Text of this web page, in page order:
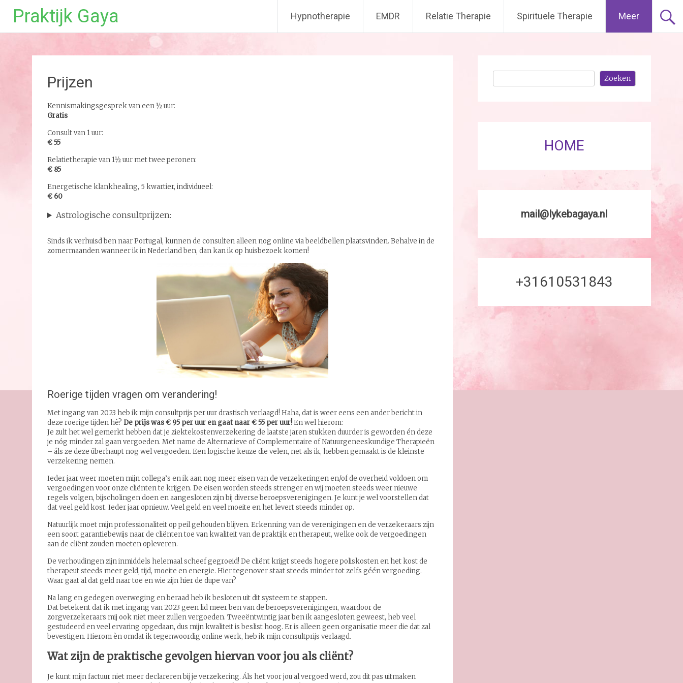
Praktijk Gaya Hypnotherapie EMDR Relatie Therapie Spirituele Therapie Meer
Prijzen
Kennismakingsgesprek van een ½ uur:
Gratis
Consult van 1 uur:
€ 55
Relatietherapie van 1½ uur met twee peronen:
€ 85
Energetische klankhealing, 5 kwartier, individueel:
€ 60
Astrologische consultprijzen:
Sinds ik verhuisd ben naar Portugal, kunnen de consulten alleen nog online via beeldbellen plaatsvinden. Behalve in de
zomermaanden wanneer ik in Nederland ben, dan kan ik op huisbezoek komen!
Roerige tijden vragen om verandering!
Met ingang van 2023 heb ik mijn consultprijs per uur drastisch verlaagd! Haha, dat is weer eens een ander bericht in
deze roerige tijden hè? De prijs was € 95 per uur en gaat naar € 55 per uur!En wel hierom:
Je zult het wel gemerkt hebben dat je ziektekostenverzekering de laatste jaren stukken duurder is geworden én deze
je nóg minder zal gaan vergoeden. Met name de Alternatieve of Complementaire of Natuurgeneeskundige Therapieën
– áls ze deze überhaupt nog wel vergoeden. Een logische keuze die velen, net als ik, hebben gemaakt is de kleinste
verzekering nemen.
Ieder jaar weer moeten mijn collega’s en ik aan nog meer eisen van de verzekeringen en/of de overheid voldoen om
vergoedingen voor onze cliënten te krijgen. De eisen worden steeds strenger en wij moeten steeds weer nieuwe
regels volgen, bijscholingen doen en aangesloten zijn bij diverse beroepsverenigingen. Je kunt je wel voorstellen dat
dat veel geld kost. Ieder jaar opnieuw. Veel geld en veel moeite en het levert steeds minder op.
Natuurlijk moet mijn professionaliteit op peil gehouden blijven. Erkenning van de verenigingen en de verzekeraars zijn
een soort garantiebewijs naar de cliënten toe van kwaliteit van de praktijk en therapeut, welke ook de vergoedingen
aan de cliënt zouden moeten opleveren.
De verhoudingen zijn inmiddels helemaal scheef gegroeid! De cliënt krijgt steeds hogere poliskosten en het kost de
therapeut steeds meer geld, tijd, moeite en energie. Hier tegenover staat steeds minder tot zelfs géén vergoeding.
Waar gaat al dat geld naar toe en wie zijn hier de dupe van?
Na lang en gedegen overweging en beraad heb ik besloten uit dit systeem te stappen.
Dat betekent dat ik met ingang van 2023 geen lid meer ben van de beroepsverenigingen, waardoor de
zorgverzekeraars mij ook niet meer zullen vergoeden. Tweeëntwintig jaar ben ik aangesloten geweest, heb veel
gestudeerd en veel ervaring opgedaan, dus mijn kwaliteit is beslist hoog. Er is alleen geen organisatie meer die dat zal
bevestigen. Hierom èn omdat ik tegenwoordig online werk, heb ik mijn consultprijs verlaagd.
Wat zijn de praktische gevolgen hiervan voor jou als cliënt?
Je kunt mijn factuur niet meer declareren bij je verzekering. Áls het voor jou al vergoed werd, zou dit pas uitmaken
Zoeken
HOME
mail@lykebagaya.nl
+31610531843